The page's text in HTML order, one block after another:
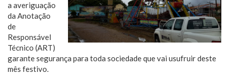
a averiguação
da Anotação
de
Responsável
Técnico (ART)
garante segurança para toda sociedade que vai usufruir deste
mês festivo.